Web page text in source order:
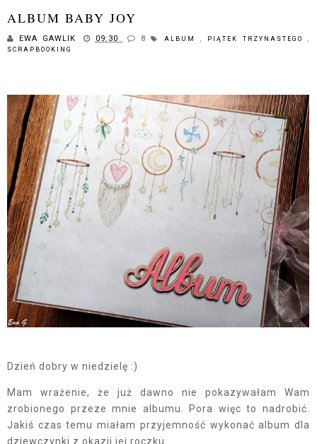
ALBUM BABY JOY
EWA GAWLIK 09:30 8 ALBUM PIĄTEK TRZYNASTEGO
SCRAPBOOKING
Dzień dobry w niedzielę :)
Mam wrażenie, że już dawno nie pokazywałam Wam
zrobionego przeze mnie albumu. Pora więc to nadrobić.
Jakiś czas temu miałam przyjemność wykonać album dla
dziewczynki z okazji jej roczku.